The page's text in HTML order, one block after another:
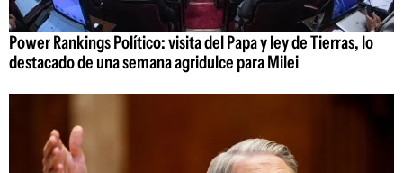
Power Rankings Político: visita del Papa y ley de Tierras, lo
destacado de una semana agridulce para Milei